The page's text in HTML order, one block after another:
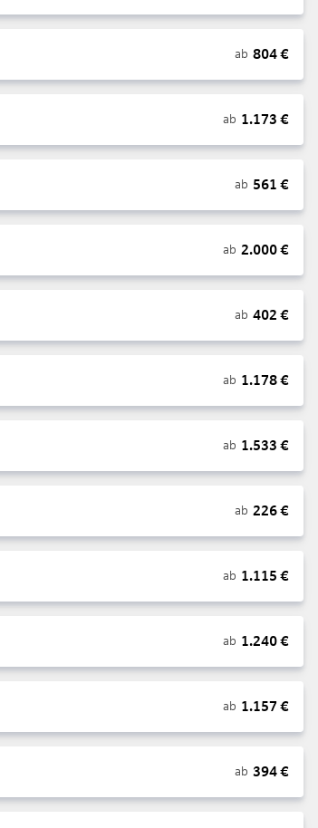
ab 804€
ab 1.173 €
ab 561 €
ab 2.000€
ab 402 €
ab 1.178€
ab 1.533 €
ab 226€
ab 1.115 €
ab 1.240€
ab 1.157 €
ab 394€